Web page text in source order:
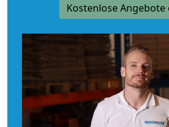
Kostenlose Angebote